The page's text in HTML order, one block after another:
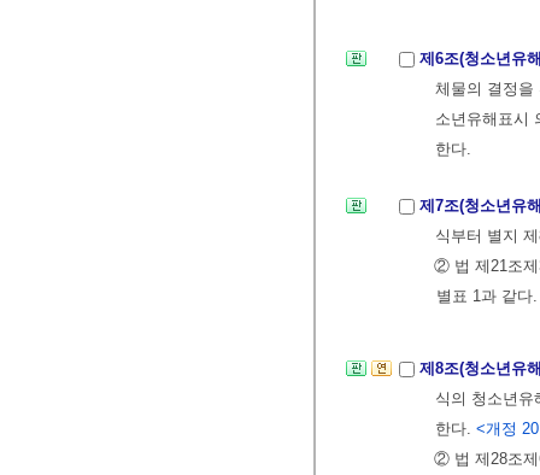
제6조(청소년유
체물의 결정
소년유해표시
한다.
제7조(청소년유
식부터 별지
② 법 제21조제
별표 1과 같다.
제8조(청소년유
식의 청소년유
한다. <개정
② 법 제28조제